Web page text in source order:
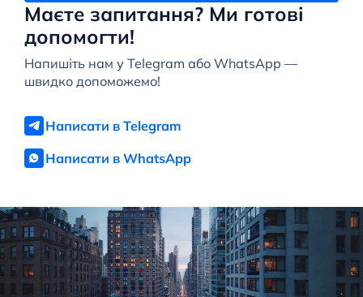
Маєте запитання? Ми готові
допомогти!
Напишіть нам у Telegram або WhatsApp —
швидко допоможемо!
Написати в Telegram
Написати в WhatsApp